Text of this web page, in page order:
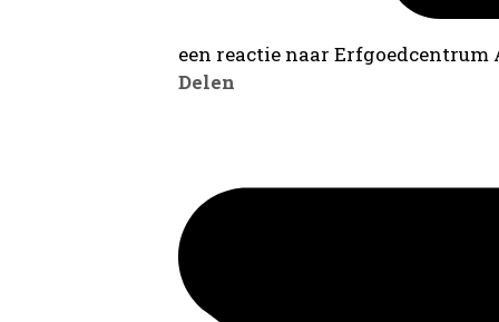
een reactie naar
Delen